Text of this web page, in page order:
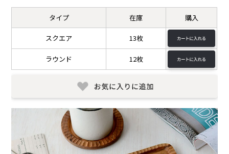
タイプ 在庫 購入
スクエア 13枚
ラウンド 12枚